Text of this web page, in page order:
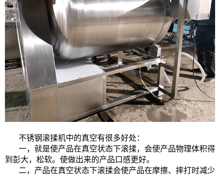
不锈钢滚揉机中的真空有很多好处：
一，就是使产品在真空状态下滚揉，会使产品物理体积得
到彭大，松软。使做出来的产品口感更好。
二，产品在真空状态下滚揉会使产品在摩擦、摔打时减少